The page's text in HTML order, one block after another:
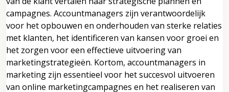
campagnes. Accountmanagers zijn verantwoordelijk
voor het opbouwen en onderhouden van sterke relaties
met klanten, het identificeren van kansen voor groei en
het zorgen voor een effectieve uitvoering van
marketingstrategieën. Kortom, accountmanagers in
marketing zijn essentieel voor het succesvol uitvoeren
van online marketingcampagnes en het realiseren van